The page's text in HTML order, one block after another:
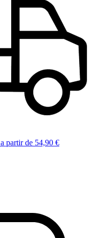
a partir de 54,90 €